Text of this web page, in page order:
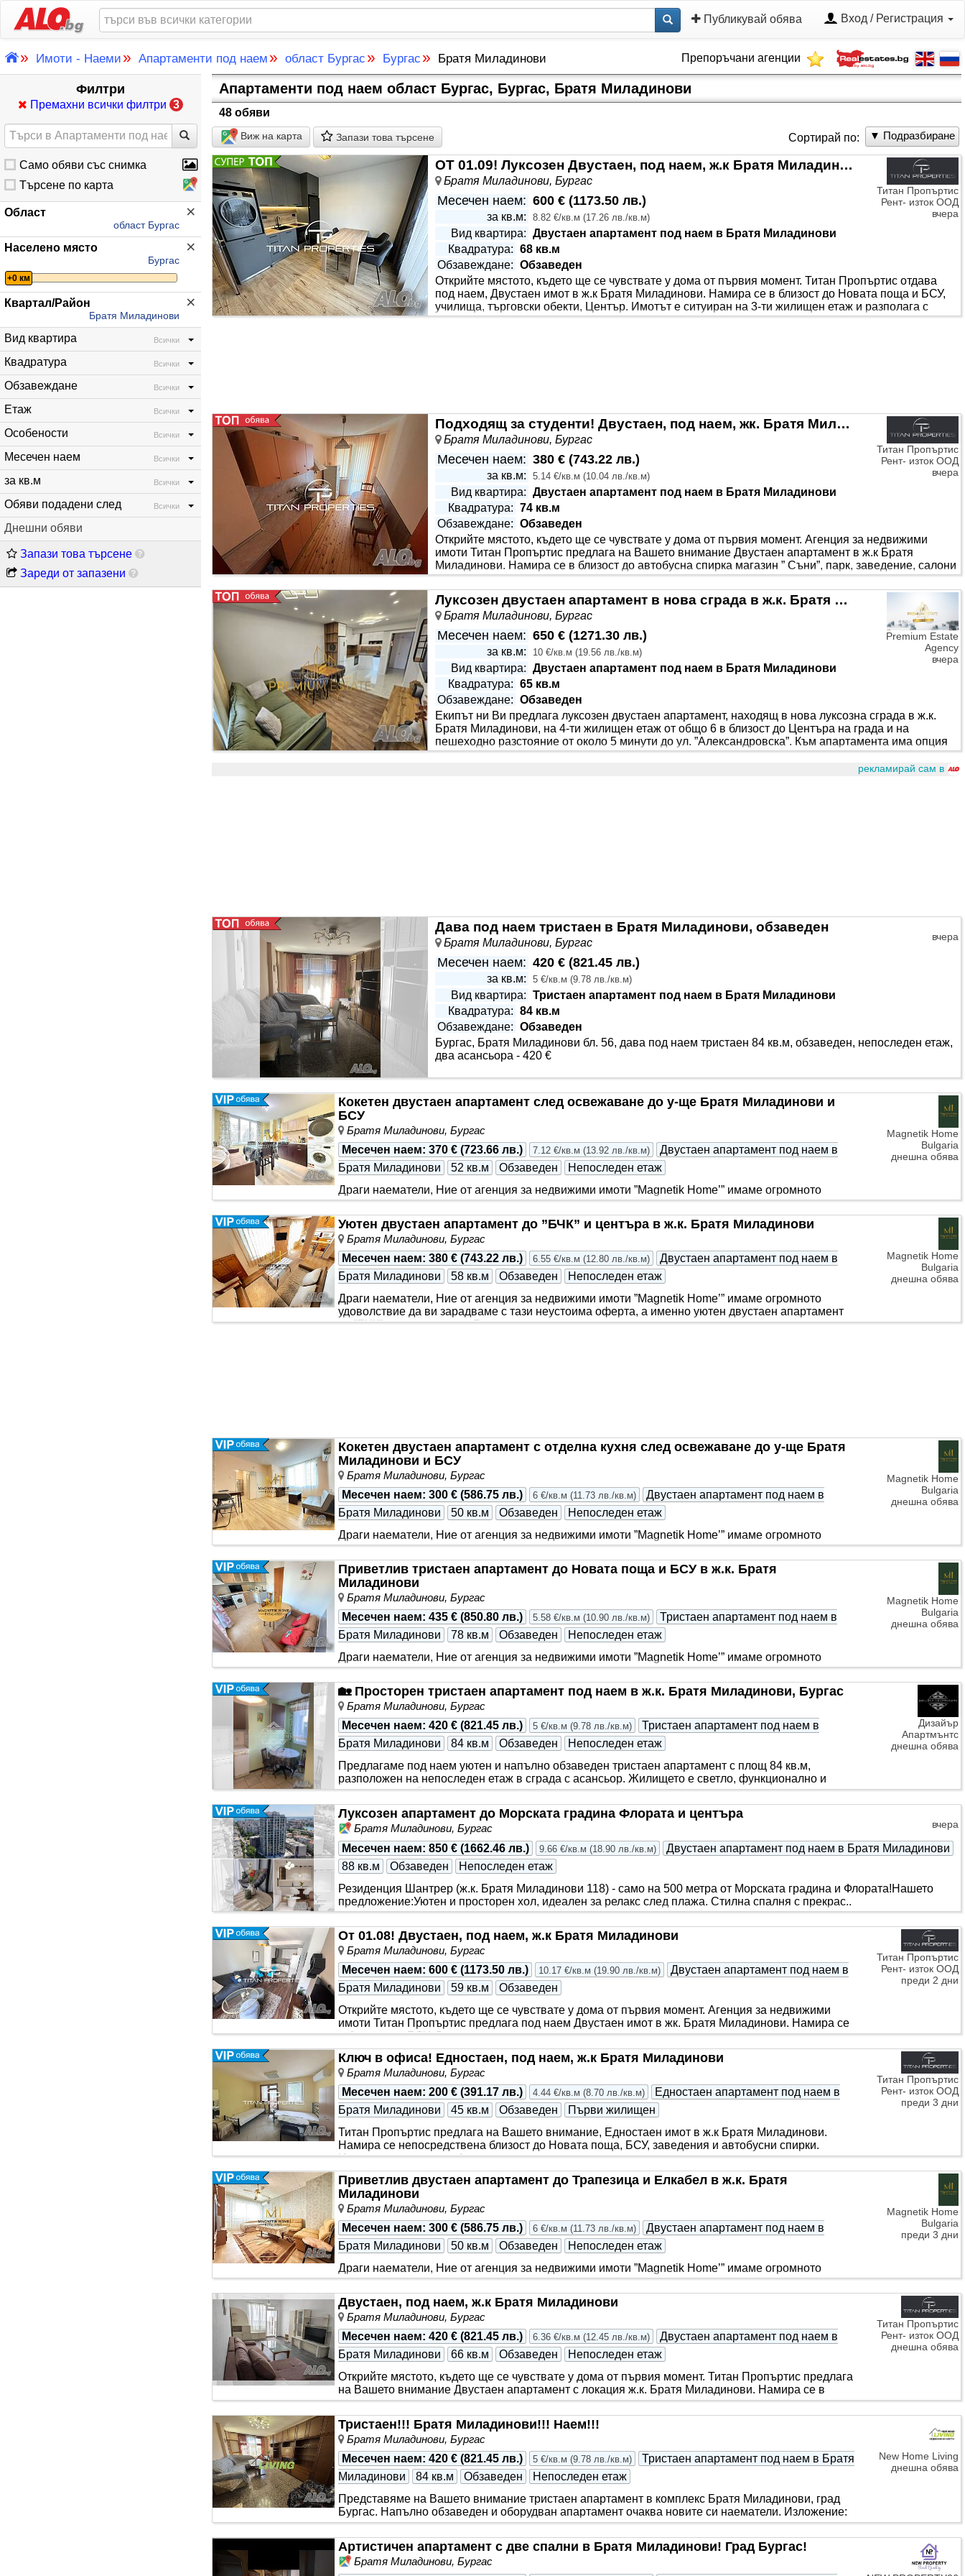
Публикувай обява Вход / Регистрация
Препоръчани агенции
» Имоти - Наеми » Апартаменти под наем » област Бургас » Бургас » Братя Миладинови
Филтри
Премахни всички филтри 3
Само обяви със снимка
Търсене по карта
Област
област Бургас
×
Населено място
Бургас
+0 км
×
Квартал/Район
Братя Миладинови
×
Вид квартира Всички
Квадратура Всички
Обзавеждане Всички
Етаж Всички
Особености Всички
Месечен наем Всички
за кв.м Всички
Обяви подадени след Всички
Днешни обяви
Запази това търсене
Зареди от запазени
Апартаменти под наем област Бургас, Бургас, Братя Миладинови
48 обяви
Виж на карта Запази това търсене Сортирай по: ▼ Подразбиране
Титан Пропъртис
Рент- изток ООД
вчера
ОТ 01.09! Луксозен Двустаен, под наем, ж.к Братя Миладинови
Братя Миладинови, Бургас
Месечен наем: 600 € (1173.50 лв.)
за кв.м: 8.82 €/кв.м (17.26 лв./кв.м)
Вид квартира: Двустаен апартамент под наем в Братя Миладинови
Квадратура: 68 кв.м
Обзавеждане: Обзаведен
Етаж: Непоследен етаж
Открийте мястото, където ще се чувствате у дома от първия момент. Титан Пропъртис отдава
под наем, Двустаен имот в ж.к Братя Миладинови. Намира се в близост до Новата поща и БСУ,
училища, търговски обекти, Център. Имотът е ситуиран на 3-ти жилищен етаж и разполага с
площ 68кв.м разгърнато в следното разпределение: хол с бокс кухня, спалня, баня с тоалетна,
Титан Пропъртис
Рент- изток ООД
вчера
Подходящ за студенти! Двустаен, под наем, жк. Братя Миладинови
Братя Миладинови, Бургас
Месечен наем: 380 € (743.22 лв.)
за кв.м: 5.14 €/кв.м (10.04 лв./кв.м)
Вид квартира: Двустаен апартамент под наем в Братя Миладинови
Квадратура: 74 кв.м
Обзавеждане: Обзаведен
Етаж: Непоследен етаж
Открийте мястото, където ще се чувствате у дома от първия момент. Агенция за недвижими
имоти Титан Пропъртис предлага на Вашето внимание Двустаен апартамент в ж.к Братя
Миладинови. Намира се в близост до автобусна спирка магазин ” Съни”, парк, заведение, салони
за красота, банка, пекарна и на пешеходно разстояние от БСУ и ул ” Александровска”. Ситуиран
е на 4-ти жилищен етаж от общо 8 с асансьор. Имота разполага с жилищна площ 74 кв.м, разгърната в следното разпределение: входно
антре, хол с бокс кухня, спалня, баня с тоалетна и тераса. Жилището се предлага напълно обзаведе..
Premium Estate
Agency
вчера
Луксозен двустаен апартамент в нова сграда в ж.к. Братя Миладинови. Опция за подземно паркомясто
Братя Миладинови, Бургас
Месечен наем: 650 € (1271.30 лв.)
за кв.м: 10 €/кв.м (19.56 лв./кв.м)
Вид квартира: Двустаен апартамент под наем в Братя Миладинови
Квадратура: 65 кв.м
Обзавеждане: Обзаведен
Етаж: Непоследен етаж
Екипът ни Ви предлага луксозен двустаен апартамент, находящ в нова луксозна сграда в ж.к.
Братя Миладинови, на 4-ти жилищен етаж от общо 6 в близост до Центъра на града и на
пешеходно разстояние от около 5 минути до ул. ”Александровска”. Към апартамента има опция
за наемане на подземно паркомясто срещу 50 евро. Имотът е обзаведен с най-висок клас
техника, възможно най качествени настилки и материали и комфортна мека мебел. Отоплението е със най-иновативната сплит система
рекламирай сам в
вчера
Дава под наем тристаен в Братя Миладинови, обзаведен
Братя Миладинови, Бургас
Месечен наем: 420 € (821.45 лв.)
за кв.м: 5 €/кв.м (9.78 лв./кв.м)
Вид квартира: Тристаен апартамент под наем в Братя Миладинови
Квадратура: 84 кв.м
Обзавеждане: Обзаведен
Етаж:
Непоследен етаж
Бургас, Братя Миладинови бл. 56, дава под наем тристаен 84 кв.м, обзаведен, непоследен етаж,
два асансьора - 420 €
Magnetik Home
Bulgaria
днешна обява
Кокетен двустаен апартамент след освежаване до у-ще Братя Миладинови и
БСУ
Братя Миладинови, Бургас
Месечен наем: 370 € (723.66 лв.) 7.12 €/кв.м (13.92 лв./кв.м)
Двустаен апартамент под наем в
Братя Миладинови
52 кв.м Обзаведен
Непоследен етаж
Драги наематели, Ние от агенция за недвижими имоти ”Magnetik Home’” имаме огромното
удоволствие да ви зарадваме с тази неустоима оферта, а именно кокетен двустаен апартамент
след освежаване до у-ще Бр..
Magnetik Home
Bulgaria
днешна обява
Уютен двустаен апартамент до ”БЧК” и центъра в ж.к. Братя Миладинови
Братя Миладинови, Бургас
Месечен наем: 380 € (743.22 лв.) 6.55 €/кв.м (12.80 лв./кв.м)
Двустаен апартамент под наем в
Братя Миладинови
58 кв.м Обзаведен
Непоследен етаж
Драги наематели, Ние от агенция за недвижими имоти ”Magnetik Home’” имаме огромното
удоволствие да ви зарадваме с тази неустоима оферта, а именно уютен двустаен апартамент
до ”БЧК” и центъра в ж.к. Бр..
Magnetik Home
Bulgaria
днешна обява
Кокетен двустаен апартамент с отделна кухня след освежаване до у-ще Братя
Миладинови и БСУ
Братя Миладинови, Бургас
Месечен наем: 300 € (586.75 лв.) 6 €/кв.м (11.73 лв./кв.м)
Двустаен апартамент под наем в
Братя Миладинови
50 кв.м Обзаведен
Непоследен етаж
Драги наематели, Ние от агенция за недвижими имоти ”Magnetik Home’” имаме огромното
удоволствие да ви зарадваме с тази неустоима оферта, а именно кокетен двустаен апартамент
с отделна кухня след освеж..
Magnetik Home
Bulgaria
днешна обява
Приветлив тристаен апартамент до Новата поща и БСУ в ж.к. Братя
Миладинови
Братя Миладинови, Бургас
Месечен наем: 435 € (850.80 лв.) 5.58 €/кв.м (10.90 лв./кв.м)
Тристаен апартамент под наем в
Братя Миладинови
78 кв.м Обзаведен
Непоследен етаж
Драги наематели, Ние от агенция за недвижими имоти ”Magnetik Home’” имаме огромното
удоволствие да ви зарадваме с тази неустоима оферта, а именно приветлив тристаен
апартамент до Новата поща и БСУ в ж..
Дизайър
Апартмънтс
днешна обява
🏡 Просторен тристаен апартамент под наем в ж.к. Братя Миладинови, Бургас
Братя Миладинови, Бургас
Месечен наем: 420 € (821.45 лв.) 5 €/кв.м (9.78 лв./кв.м)
Тристаен апартамент под наем в
Братя Миладинови
84 кв.м Обзаведен
Непоследен етаж
Предлагаме под наем уютен и напълно обзаведен тристаен апартамент с площ 84 кв.м,
разположен на непоследен етаж в сграда с асансьор. Жилището е светло, функционално и
готово за незабавно нанасяне...
вчера
Луксозен апартамент до Морската градина Флората и центъра
Братя Миладинови, Бургас
Месечен наем: 850 € (1662.46 лв.) 9.66 €/кв.м (18.90 лв./кв.м)
Двустаен апартамент под наем в Братя Миладинови
88 кв.м
Обзаведен
Непоследен етаж
Резиденция Шантрер (ж.к. Братя Миладинови 118) - само на 500 метра от Морската градина и Флората! ​Нашето
предложение: ​Уютен и просторен хол, идеален за релакс след плажа. Стилна спалня с прекрас..
Титан Пропъртис
Рент- изток ООД
преди 2 дни
От 01.08! Двустаен, под наем, ж.к Братя Миладинови
Братя Миладинови, Бургас
Месечен наем: 600 € (1173.50 лв.) 10.17 €/кв.м (19.90 лв./кв.м)
Двустаен апартамент под наем в
Братя Миладинови
59 кв.м
Обзаведен
Открийте мястото, където ще се чувствате у дома от първия момент. Агенция за недвижими
имоти Титан Пропъртис предлага под наем Двустаен имот в жк. Братя Миладинови. Намира се
в близост до БСУ, Д..
Титан Пропъртис
Рент- изток ООД
преди 3 дни
Ключ в офиса! Едностаен, под наем, ж.к Братя Миладинови
Братя Миладинови, Бургас
Месечен наем: 200 € (391.17 лв.) 4.44 €/кв.м (8.70 лв./кв.м)
Едностаен апартамент под наем в
Братя Миладинови
45 кв.м Обзаведен
Първи жилищен
Титан Пропъртис предлага на Вашето внимание, Едностаен имот в ж.к Братя Миладинови.
Намира се непосредствена близост до Новата поща, БСУ, заведения и автобусни спирки.
Имотът е ситуиран на 1-ви жи..
Magnetik Home
Bulgaria
преди 3 дни
Приветлив двустаен апартамент до Трапезица и Елкабел в ж.к. Братя
Миладинови
Братя Миладинови, Бургас
Месечен наем: 300 € (586.75 лв.) 6 €/кв.м (11.73 лв./кв.м)
Двустаен апартамент под наем в
Братя Миладинови
50 кв.м Обзаведен
Непоследен етаж
Драги наематели, Ние от агенция за недвижими имоти ”Magnetik Home’” имаме огромното
удоволствие да ви зарадваме с тази неустоима оферта, а именно приветлив двустаен
апартамент до Трапезица и Елкабел в..
Титан Пропъртис
Рент- изток ООД
днешна обява
Двустаен, под наем, ж.к Братя Миладинови
Братя Миладинови, Бургас
Месечен наем: 420 € (821.45 лв.) 6.36 €/кв.м (12.45 лв./кв.м)
Двустаен апартамент под наем в
Братя Миладинови
66 кв.м Обзаведен
Непоследен етаж
Открийте мястото, където ще се чувствате у дома от първия момент. Титан Пропъртис предлага
на Вашето внимание Двустаен апартамент с локация ж.к. Братя Миладинови. Намира се в
непосредствена бл..
New Home Living
днешна обява
Тристаен!!! Братя Миладинови!!! Наем!!!
Братя Миладинови, Бургас
Месечен наем: 420 € (821.45 лв.) 5 €/кв.м (9.78 лв./кв.м)
Тристаен апартамент под наем в Братя
Миладинови
84 кв.м Обзаведен
Непоследен етаж
Представяме на Вашето внимание тристаен апартамент в комплекс Братя Миладинови, град
Бургас. Напълно обзаведен и оборудван апартамент очаква новите си наематели. Изложение:
югозапад - североиз..
Артистичен апартамент с две спални в Братя Миладинови! Град Бургас!
Братя Миладинови, Бургас